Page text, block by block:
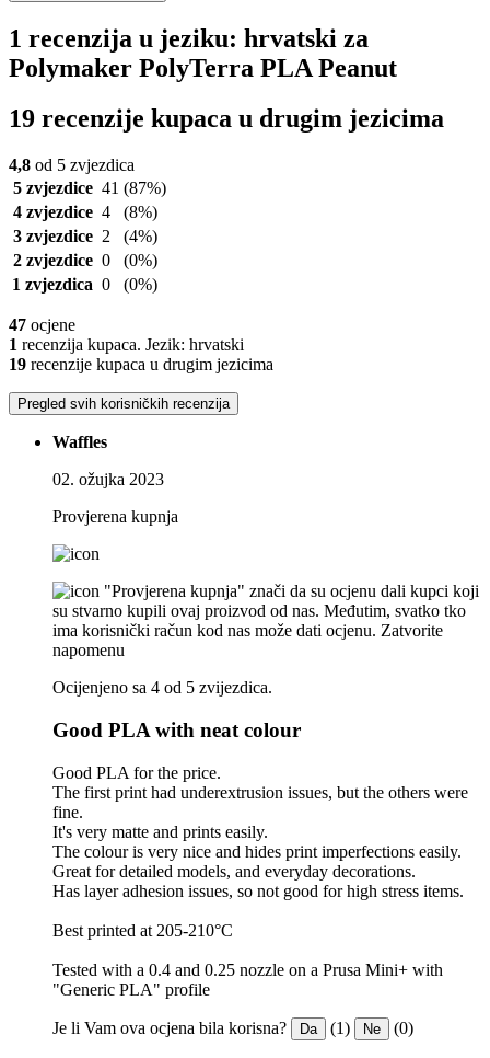
1 recenzija u jeziku: hrvatski za
Polymaker PolyTerra PLA Peanut
19 recenzije kupaca u drugim jezicima
4,8 od 5 zvjezdica
5 zvjezdice 41 (87%)
4 zvjezdice 4
(8%)
3 zvjezdice 2
(4%)
2 zvjezdice 0
(0%)
1 zvjezdica 0 (0%)
47 ocjene
1 recenzija kupaca. Jezik: hrvatski
19 recenzije kupaca u drugim jezicima
Pregled svih korisničkih recenzija
Waffles
02. ožujka 2023
Provjerena kupnja
"Provjerena kupnja" znači da su ocjenu dali kupci koji
su stvarno kupili ovaj proizvod od nas. Međutim, svatko tko
ima korisnički račun kod nas može dati ocjenu. Zatvorite
napomenu
Ocijenjeno sa 4 od 5 zvijezdica.
Good PLA with neat colour
Good PLA for the price.
The first print had underextrusion issues, but the others were
fine.
It's very matte and prints easily.
The colour is very nice and hides print imperfections easily.
Great for detailed models, and everyday decorations.
Has layer adhesion issues, so not good for high stress items.
Best printed at 205-210°C
Tested with a 0.4 and 0.25 nozzle on a Prusa Mini+ with
"Generic PLA" profile
Je li Vam ova ocjena bila korisna? Da (1) Ne (0)